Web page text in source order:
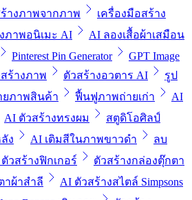
างภาพจากภาพ
เครื่องมือสร้าง
ภาพอนิเมะ AI
AI ลองเสื้อผ้าเสมือน
Pinterest Pin Generator
GPT Image
สร้างภาพ ตัวสร้างอวตาร AI
รูป
ยภาพสินค้า ฟื้นฟูภาพถ่ายเก่า
AI
AI ตัวสร้างทรงผม
สตูดิโอศิลป์
ง AI เติมสีในภาพขาวดำ
ลบ
วสร้างฟิกเกอร์
ตัวสร้างกล่องตุ๊กตา
าผ้าสำลี
AI ตัวสร้างสไตล์ Simpsons